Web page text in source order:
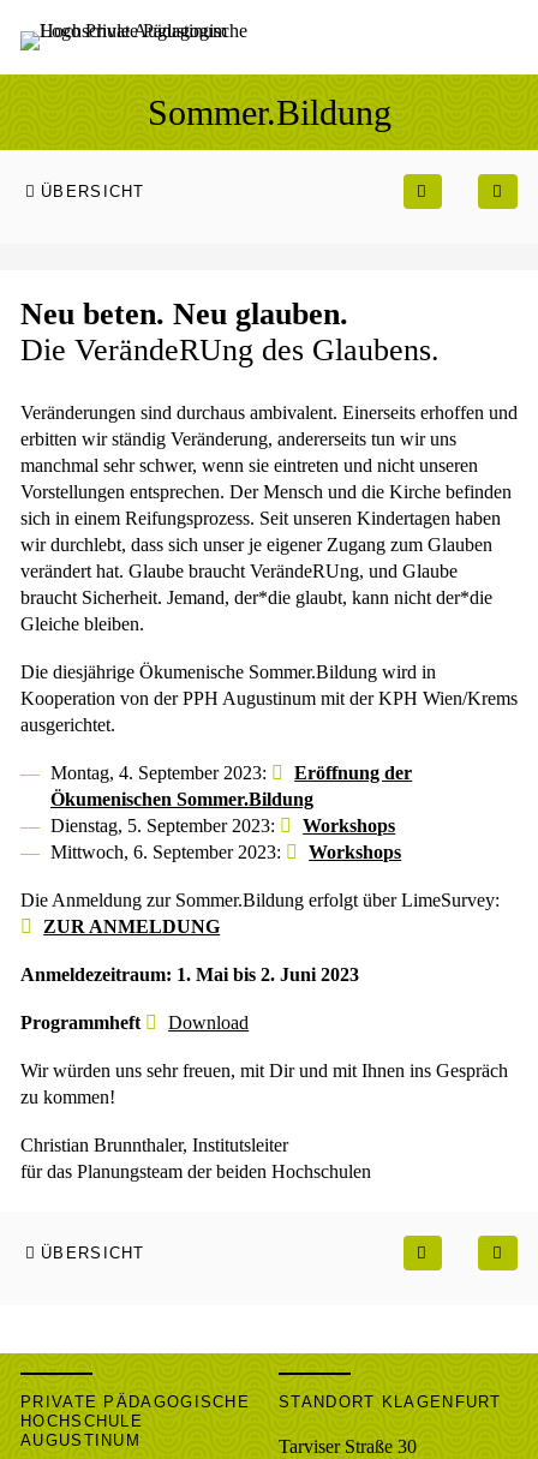
Sprung zum Hauptinhalt
Sprung zur Fusszeile
Sommer.Bildung
ÜBERSICHT
Neu beten. Neu glauben.
Die VerändeRUng des Glaubens.
Veränderungen sind durchaus ambivalent. Einerseits erhoffen und
erbitten wir ständig Veränderung, andererseits tun wir uns
manchmal sehr schwer, wenn sie eintreten und nicht unseren
Vorstellungen entsprechen. Der Mensch und die Kirche befinden
sich in einem Reifungsprozess. Seit unseren Kindertagen haben
wir durchlebt, dass sich unser je eigener Zugang zum Glauben
verändert hat. Glaube braucht VerändeRUng, und Glaube
braucht Sicherheit. Jemand, der*die glaubt, kann nicht der*die
Gleiche bleiben.
Die diesjährige Ökumenische Sommer.Bildung wird in
Kooperation von der PPH Augustinum mit der KPH Wien/Krems
ausgerichtet.
Montag, 4. September 2023:
Eröffnung der
Ökumenischen Sommer.Bildung
Dienstag, 5. September 2023:
Workshops
Mittwoch, 6. September 2023:
Workshops
Die Anmeldung zur Sommer.Bildung erfolgt über LimeSurvey:
ZUR ANMELDUNG
Anmeldezeitraum: 1. Mai bis 2. Juni 2023
Programmheft Download
Wir würden uns sehr freuen, mit Dir und mit Ihnen ins Gespräch
zu kommen!
Christian Brunnthaler, Institutsleiter
für das Planungsteam der beiden Hochschulen
ÜBERSICHT
PRIVATE PÄDAGOGISCHE
HOCHSCHULE
AUGUSTINUM
STANDORT KLAGENFURT
Tarviser Straße 30